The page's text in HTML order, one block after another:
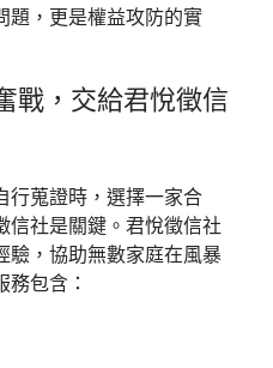
題，更是權益攻防的實
戰，交給君悅徵信
行蒐證時，選擇一家合
信社是關鍵。君悅徵信社
驗，協助無數家庭在風暴
務包含：